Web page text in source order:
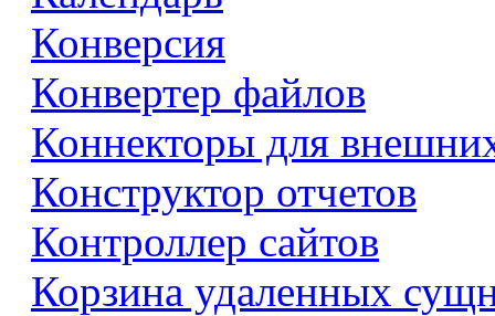
Конверсия
Конвертер файлов
Коннекторы для
Конструктор отчетов
Контроллер сайтов
Корзина удаленных